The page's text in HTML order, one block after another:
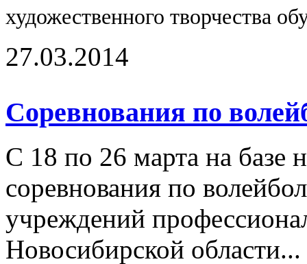
художественного творчества
27.03.2014
Соревнования по
С 18 по 26 марта на базе
соревнования по
учреждений
Новосибирской области...